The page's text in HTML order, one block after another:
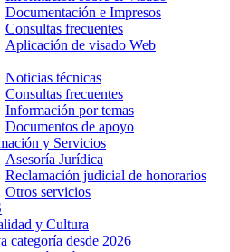
Documentación e Impresos
Consultas frecuentes
Aplicación de visado Web
Noticias técnicas
Consultas frecuentes
Información por temas
Documentos de apoyo
y Servicios
Asesoría Jurídica
Reclamación judicial de honorarios
Otros servicios
y Cultura
categoría desde 2026